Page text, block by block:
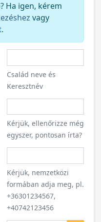
Ha igen, kérem
vagy
.
Család neve és
Keresztnév
Kérjük, ellenőrizze még
egyszer, pontosan írta?
Kérjük, nemzetközi
formában adja meg, pl.
+36301234567,
+40742123456